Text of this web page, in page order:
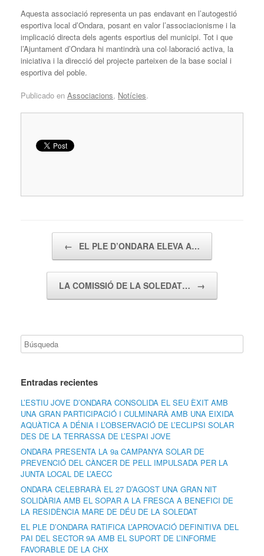
Aquesta associació representa un pas endavant en l’autogestió
esportiva local d’Ondara, posant en valor l’associacionisme i la
implicació directa dels agents esportius del municipi. Tot i que
l’Ajuntament d’Ondara hi mantindrà una col·laboració activa, la
iniciativa i la direcció del projecte parteixen de la base social i
esportiva del poble.
Publicado en Associacions, Notícies.
← EL PLE D’ONDARA ELEVA A…
LA COMISSIÓ DE LA SOLEDAT… →
Entradas recientes
L’ESTIU JOVE D’ONDARA CONSOLIDA EL SEU ÈXIT AMB
UNA GRAN PARTICIPACIÓ I CULMINARÀ AMB UNA EIXIDA
AQUÀTICA A DÉNIA I L’OBSERVACIÓ DE L’ECLIPSI SOLAR
DES DE LA TERRASSA DE L’ESPAI JOVE
ONDARA PRESENTA LA 9a CAMPANYA SOLAR DE
PREVENCIÓ DEL CÀNCER DE PELL IMPULSADA PER LA
JUNTA LOCAL DE L’AECC
ONDARA CELEBRARÀ EL 27 D’AGOST UNA GRAN NIT
SOLIDÀRIA AMB EL SOPAR A LA FRESCA A BENEFICI DE
LA RESIDÈNCIA MARE DE DÉU DE LA SOLEDAT
EL PLE D’ONDARA RATIFICA L’APROVACIÓ DEFINITIVA DEL
PAI DEL SECTOR 9A AMB EL SUPORT DE L’INFORME
FAVORABLE DE LA CHX